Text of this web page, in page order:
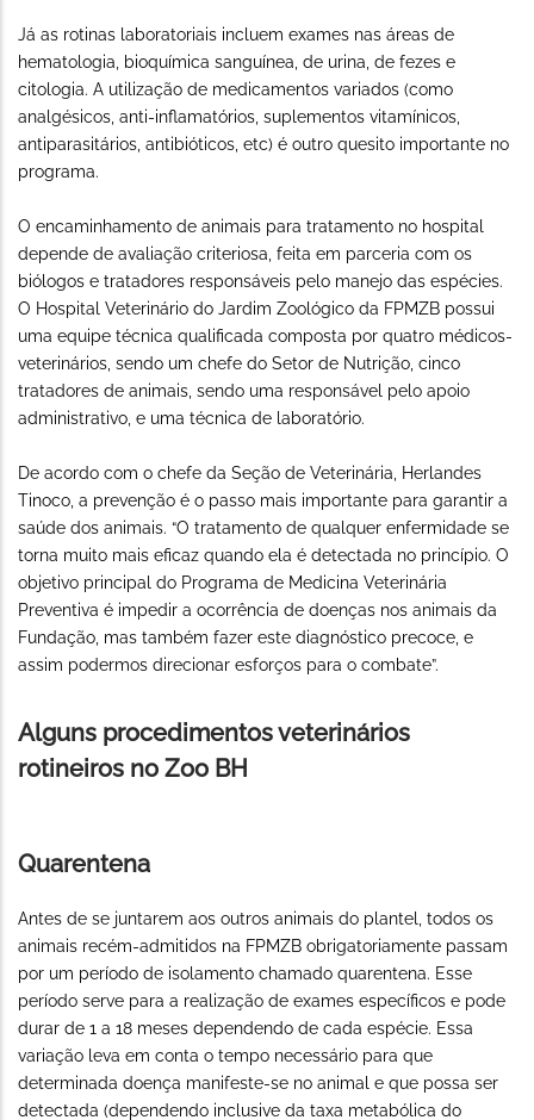
Já as rotinas laboratoriais incluem exames nas áreas de
hematologia, bioquímica sanguínea, de urina, de fezes e
citologia. A utilização de medicamentos variados (como
analgésicos, anti-inflamatórios, suplementos vitamínicos,
antiparasitários, antibióticos, etc) é outro quesito importante no
programa.
O encaminhamento de animais para tratamento no hospital
depende de avaliação criteriosa, feita em parceria com os
biólogos e tratadores responsáveis pelo manejo das espécies.
O Hospital Veterinário do Jardim Zoológico da FPMZB possui
uma equipe técnica qualificada composta por quatro médicos-
veterinários, sendo um chefe do Setor de Nutrição, cinco
tratadores de animais, sendo uma responsável pelo apoio
administrativo, e uma técnica de laboratório.
De acordo com o chefe da Seção de Veterinária, Herlandes
Tinoco, a prevenção é o passo mais importante para garantir a
saúde dos animais. “O tratamento de qualquer enfermidade se
torna muito mais eficaz quando ela é detectada no princípio. O
objetivo principal do Programa de Medicina Veterinária
Preventiva é impedir a ocorrência de doenças nos animais da
Fundação, mas também fazer este diagnóstico precoce, e
assim podermos direcionar esforços para o combate”.
Alguns procedimentos veterinários
rotineiros no Zoo BH
Quarentena
Antes de se juntarem aos outros animais do plantel, todos os
animais recém-admitidos na FPMZB obrigatoriamente passam
por um período de isolamento chamado quarentena. Esse
período serve para a realização de exames específicos e pode
durar de 1 a 18 meses dependendo de cada espécie. Essa
variação leva em conta o tempo necessário para que
determinada doença manifeste-se no animal e que possa ser
detectada (dependendo inclusive da taxa metabólica do